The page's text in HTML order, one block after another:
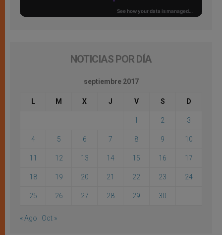
NOTICIAS POR DÍA
septiembre 2017
L M X J V S D
1 2 3
4 5 6 7 8 9 10
11 12 13 14 15 16 17
18 19 20 21 22 23 24
25 26 27 28 29 30
« Ago Oct »